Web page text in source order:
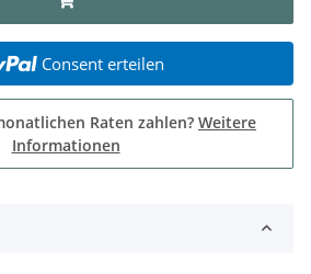
Consent erteilen
Raten zahlen? Weitere
Informationen